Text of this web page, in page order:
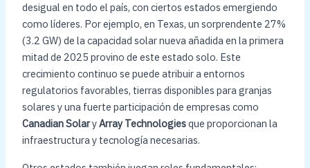
desigual en todo el país, con ciertos estados emergiendo
como líderes. Por ejemplo, en Texas, un sorprendente 27%
(3.2 GW) de la capacidad solar nueva añadida en la primera
mitad de 2025 provino de este estado solo. Este
crecimiento continuo se puede atribuir a entornos
regulatorios favorables, tierras disponibles para granjas
solares y una fuerte participación de empresas como
Canadian SolaryArray Technologiesque proporcionan la
infraestructura y tecnología necesarias.